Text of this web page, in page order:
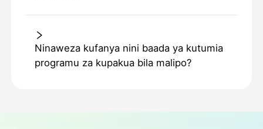
Ninaweza kufanya nini baada ya kutumia
programu za kupakua bila malipo?